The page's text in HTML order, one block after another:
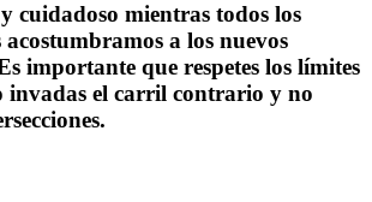
cuidadoso mientras todos los
acostumbramos a los nuevos
importante que respetes los límites
invadas el carril contrario y no